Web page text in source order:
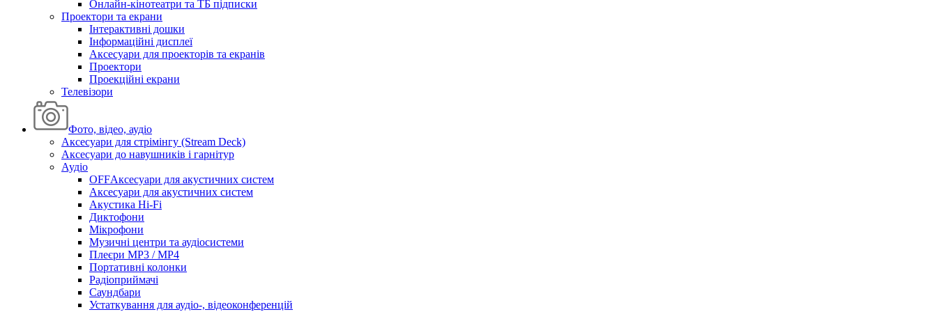
Онлайн-кінотеатри та ТБ підписки
Проектори та екрани
Інтерактивні дошки
Інформаційні дисплеї
Аксесуари для проекторів та екранів
Проектори
Проекційні екрани
Телевізори
Фото, відео, аудіо
Аксесуари для стрімінгу (Stream Deck)
Аксесуари до навушників і гарнітур
Аудіо
OFFАксесуари для акустичних систем
Аксесуари для акустичних систем
Акустика Hi-Fi
Диктофони
Мікрофони
Музичні центри та аудіосистеми
Плеєри MP3 / MP4
Портативні колонки
Радіоприймачі
Саундбари
Устаткування для аудіо-, відеоконференцій